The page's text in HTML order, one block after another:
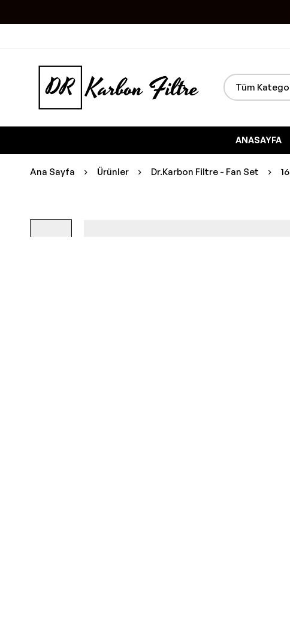
ANASAYFA
Ana Sayfa Ürünler Dr.Karbon Filtre - Fan Set